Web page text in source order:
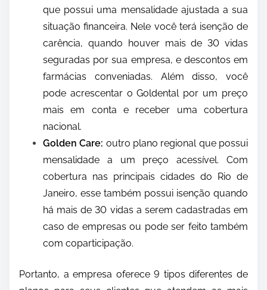
que possui uma mensalidade ajustada a sua
situação financeira. Nele você terá isenção de
carência, quando houver mais de 30 vidas
seguradas por sua empresa, e descontos em
farmácias conveniadas. Além disso, você
pode acrescentar o Goldental por um preço
mais em conta e receber uma cobertura
nacional.
Golden Care: outro plano regional que possui
mensalidade a um preço acessível. Com
cobertura nas principais cidades do Rio de
Janeiro, esse também possui isenção quando
há mais de 30 vidas a serem cadastradas em
caso de empresas ou pode ser feito também
com coparticipação.
Portanto, a empresa oferece 9 tipos diferentes de